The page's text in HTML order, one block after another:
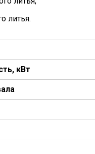
литья.
кВт